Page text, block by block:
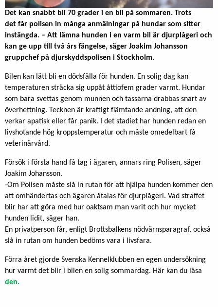
Det kan snabbt bli 70 grader i en bil på sommaren. Trots
det får polisen in många anmälningar på hundar som sitter
instängda. – Att lämna hunden i en varm bil är djurplågeri och
kan ge upp till två års fängelse, säger Joakim Johansson
gruppchef på djurskyddspolisen i Stockholm.
Bilen kan lätt bli en dödsfälla för hunden. En solig dag kan
temperaturen sträcka sig uppåt åttiofem grader varmt. Hundar
som bara svettas genom munnen och tassarna drabbas snart av
överhettning. Tecknen är kraftigt flämtande andning, att den
verkar apatisk eller får panik. I det stadiet har hunden redan en
livshotande hög kroppstemperatur och måste omedelbart få
veterinärvård.
Försök i första hand få tag i ägaren, annars ring Polisen, säger
Joakim Johansson.
-Om Polisen måste slå in rutan för att hjälpa hunden kommer den
att omhändertas och ägaren åtalas för djurplågeri. Vad straffet
blir har att göra med hur oaktsam man varit och hur mycket
hunden lidit, säger han.
En privatperson får, enligt Brottsbalkens nödvärnsparagraf, också
slå in rutan om hunden bedöms vara i livsfara.
Förra året gjorde Svenska Kennelklubben en egen undersökning
hur varmt det blir i bilen en solig sommardag. Här kan du läsa
den.